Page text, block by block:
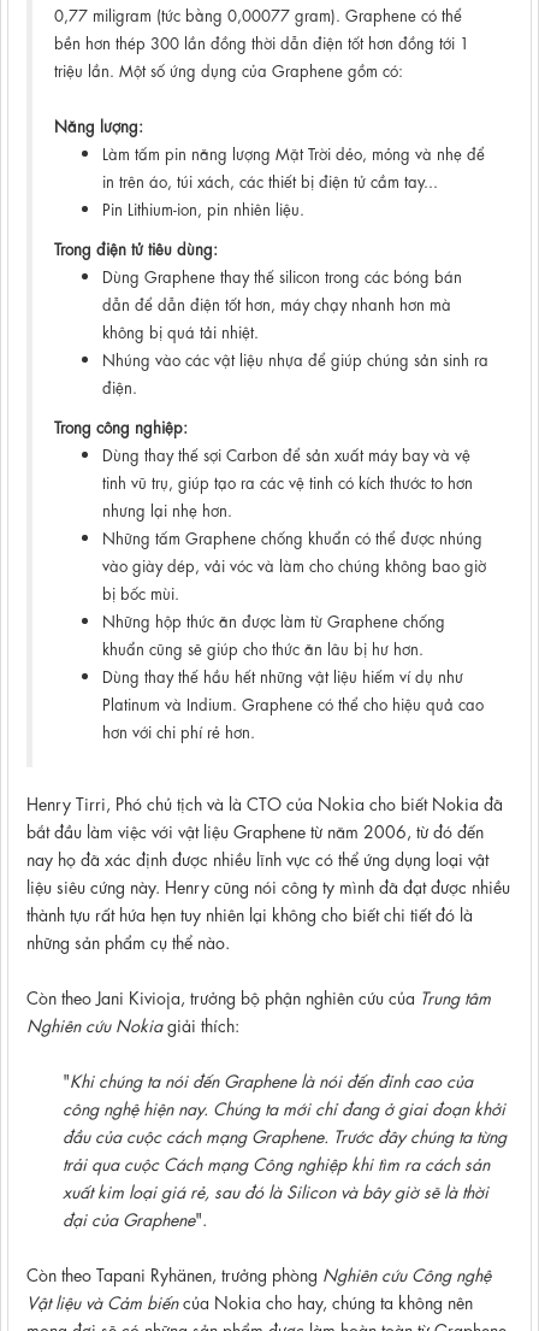
0,77 miligram (tức bằng 0,00077 gram). Graphene có thể
bền hơn thép 300 lần đồng thời dẫn điện tốt hơn đồng tới 1
triệu lần. Một số ứng dụng của Graphene gồm có:
Năng lượng:
Làm tấm pin năng lượng Mặt Trời dẻo, mỏng và nhẹ để
in trên áo, túi xách, các thiết bị điện tử cầm tay...
Pin Lithium-ion, pin nhiên liệu.
Trong điện tử tiêu dùng:
Dùng Graphene thay thế silicon trong các bóng bán
dẫn để dẫn điện tốt hơn, máy chạy nhanh hơn mà
không bị quá tải nhiệt.
Nhúng vào các vật liệu nhựa để giúp chúng sản sinh ra
điện.
Trong công nghiệp:
Dùng thay thế sợi Carbon để sản xuất máy bay và vệ
tinh vũ trụ, giúp tạo ra các vệ tinh có kích thước to hơn
nhưng lại nhẹ hơn.
Những tấm Graphene chống khuẩn có thể được nhúng
vào giày dép, vải vóc và làm cho chúng không bao giờ
bị bốc mùi.
Những hộp thức ăn được làm từ Graphene chống
khuẩn cũng sẽ giúp cho thức ăn lâu bị hư hơn.
Dùng thay thế hầu hết những vật liệu hiếm ví dụ như
Platinum và Indium. Graphene có thể cho hiệu quả cao
hơn với chi phí rẻ hơn.
Henry Tirri, Phó chủ tịch và là CTO của Nokia cho biết Nokia đã
bắt đầu làm việc với vật liệu Graphene từ năm 2006, từ đó đến
nay họ đã xác định được nhiều lĩnh vực có thể ứng dụng loại vật
liệu siêu cứng này. Henry cũng nói công ty mình đã đạt được nhiều
thành tựu rất hứa hẹn tuy nhiên lại không cho biết chi tiết đó là
những sản phẩm cụ thể nào.
Còn theo Jani Kivioja, trưởng bộ phận nghiên cứu của Trung tâm
Nghiên cứu Nokiagiải thích:
"Khi chúng ta nói đến Graphene là nói đến đỉnh cao của
công nghệ hiện nay. Chúng ta mới chỉ đang ở giai đoạn khởi
đầu của cuộc cách mạng Graphene. Trước đây chúng ta từng
trải qua cuộc Cách mạng Công nghiệp khi tìm ra cách sản
xuất kim loại giá rẻ, sau đó là Silicon và bây giờ sẽ là thời
đại của Graphene".
Còn theo Tapani Ryhänen, trưởng phòng Nghiên cứu Công nghệ
Vật liệu và Cảm biếncủa Nokia cho hay, chúng ta không nên